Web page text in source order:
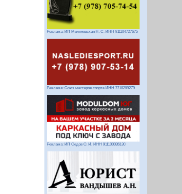
Реклама: ИП Миляновская Н. С. ИНН 911104727675
Реклама: Союз мастеров спорта ИНН 7718289279
Реклама: ИП Седов О. И. ИНН 911100036130